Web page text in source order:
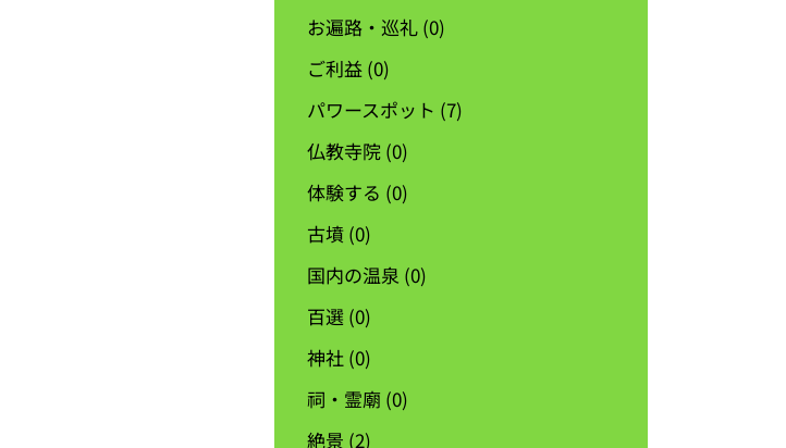
お遍路・巡礼 (0)
ご利益 (0)
パワースポット (7)
仏教寺院 (0)
体験する (0)
古墳 (0)
国内の温泉 (0)
百選 (0)
神社 (0)
祠・霊廟 (0)
絶景 (2)